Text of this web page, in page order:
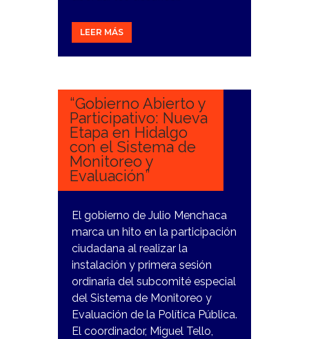
LEER MÁS
15
“Gobierno Abierto y
Participativo: Nueva
Etapa en Hidalgo
con el Sistema de
Monitoreo y
Evaluación”
El gobierno de Julio Menchaca
marca un hito en la participación
ciudadana al realizar la
instalación y primera sesión
ordinaria del subcomité especial
del Sistema de Monitoreo y
Evaluación de la Política Pública.
El coordinador, Miguel Tello,